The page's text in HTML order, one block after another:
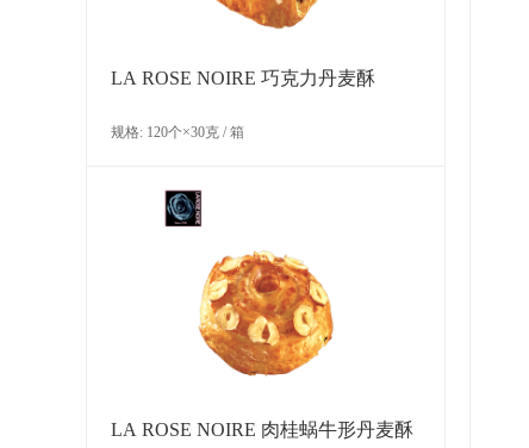
LA ROSE NOIRE 巧克力丹麦酥
规格: 120个×30克 / 箱
LA ROSE NOIRE 肉桂蜗牛形丹麦酥